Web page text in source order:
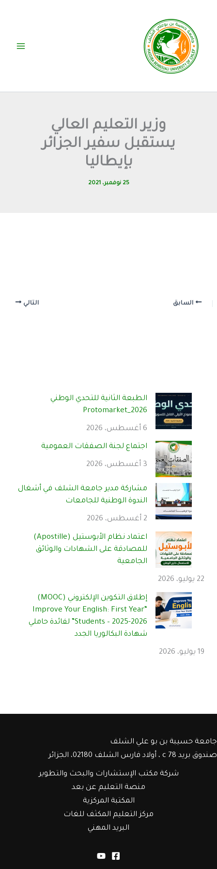
المحتوى
وزير التعليم العالي
يستقبل سفير الجزائر
بإيطاليا
25 نوفمبر، 2021
الطبعة الثانية للتحدي الوطني
Protomarket_2026
6 أغسطس، 2026
اجتماع لجنة الصفقات العمومية
3 أغسطس، 2026
مشاركة مدير جامعة الشلف في أشغال
الندوة الوطنية للجامعات
2 أغسطس، 2026
اعتماد نظام الأبوستيل (Apostille)
للمصادقة على الشهادات والوثائق
الجامعية
22 يوليو، 2026
إطلاق التكوين الإلكتروني (MOOC)
“Improve Your English: First Year
Students – 2025-2026” لفائدة حاملي
شهادة البكالوريا الجدد
19 يوليو، 2026
السابق التالي
جامعة حسيبة بن بو علي الشلف
صندوق بريد c 78 ، أولاد فارس الشلف 02180، الجزائر
شركة مكتب الإستشارات والبحث والتطوير
منصة التعليم عن بعد
المكتبة المركزية
مركز التعليم المكثف للغات
البريد المهني